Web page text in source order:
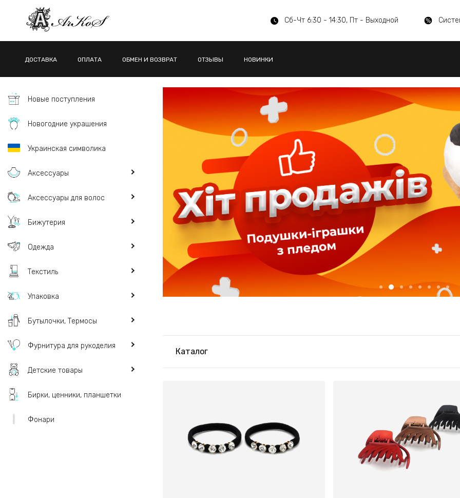
Сб-Чт 6:30 - 14:30, Пт - Выходной
ДОСТАВКА ОПЛАТА ОБМЕН И ВОЗВРАТ ОТЗЫВЫ НОВИНКИ
Новые поступления
Новогодние украшения
Украинская символика
Аксессуары
Аксессуары для волос
Бижутерия
Одежда
Текстиль
Упаковка
Бутылочки, Термосы
Фурнитура для рукоделия
Детские товары
Бирки, ценники, планшетки
Фонари
Каталог